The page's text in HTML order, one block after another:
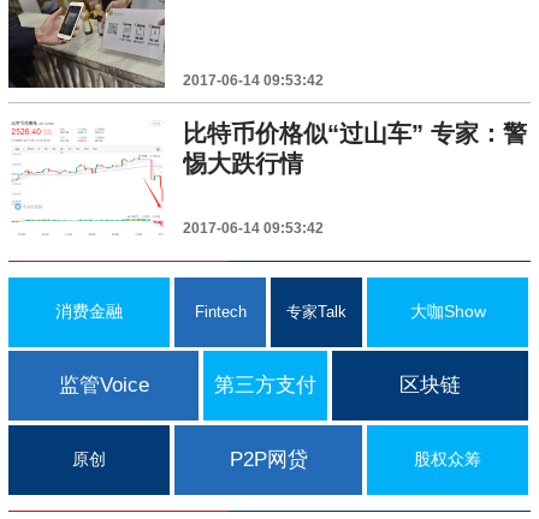
2017-06-14 09:53:42
比特币价格似“过山车” 专家：警
惕大跌行情
2017-06-14 09:53:42
消费金融 Fintech 专家Talk 大咖Show
监管Voice 第三方支付 区块链
原创 P2P网贷 股权众筹